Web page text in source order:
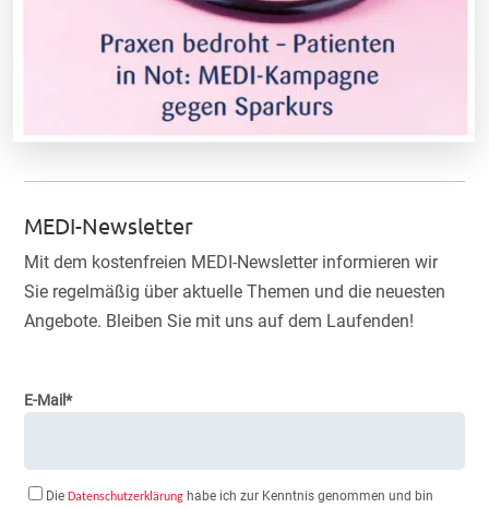
MEDI-Newsletter
Mit dem kostenfreien MEDI-Newsletter informieren wir
Sie regelmäßig über aktuelle Themen und die neuesten
Angebote. Bleiben Sie mit uns auf dem Laufenden!
E-Mail*
DieDatenschutzerklärung habe ich zur Kenntnis genommen und bin